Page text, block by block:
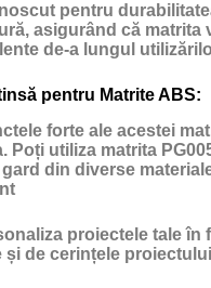
pentru
asigurând că matrita
de-a lungul
pentru Matrite ABS:
forte ale acestei
Poți utiliza matrita
din diverse
proiectele tale în
și de cerințele